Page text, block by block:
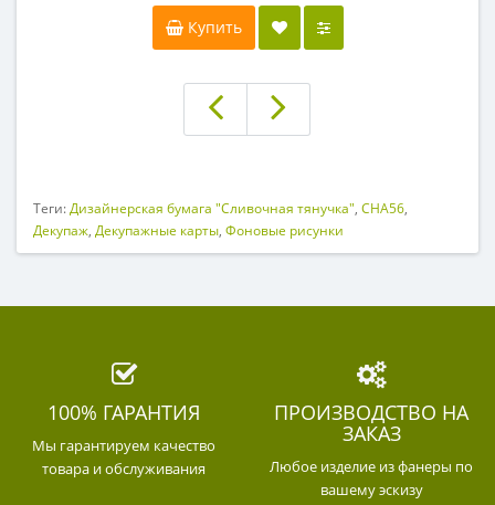
Купить
Теги:Дизайнерская бумага "Сливочная тянучка", CHA56,
Декупаж, Декупажные карты, Фоновые рисунки
100% ГАРАНТИЯ
Мы гарантируем качество
товара и обслуживания
ПРОИЗВОДСТВО НА
ЗАКАЗ
Любое изделие из фанеры по
вашему эскизу